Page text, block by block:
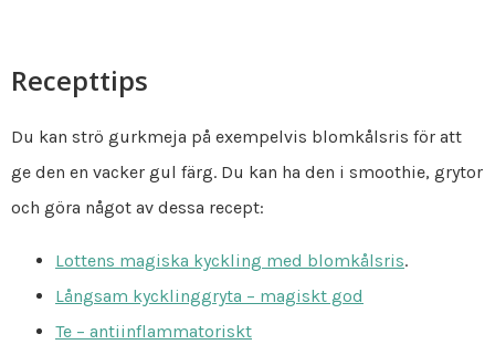
Recepttips
Du kan strö gurkmeja på exempelvis blomkålsris för att
ge den en vacker gul färg. Du kan ha den i smoothie, grytor
och göra något av dessa recept:
Lottens magiska kyckling med blomkålsris.
Långsam kycklinggryta – magiskt god
Te – antiinflammatoriskt